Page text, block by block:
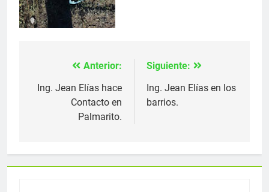
Navegación
de
entradas
Anterior:
Ing. Jean Elías hace
Contacto en
Palmarito.
Siguiente:
Ing. Jean Elías en los
barrios.